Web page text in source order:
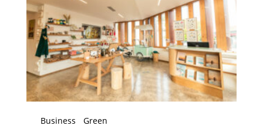
Business Green